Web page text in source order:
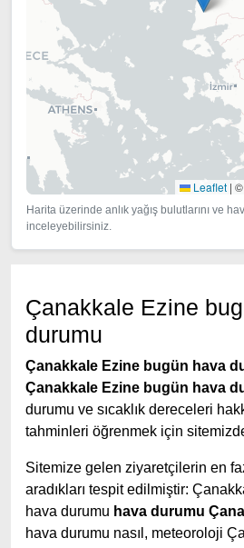
Leaflet | ©
Harita üzerinde anlık yağış bulutlarını ve
inceleyebilirsiniz.
Çanakkale Ezine
durumu
Çanakkale Ezine bugün hava
Çanakkale Ezine bugün hava
durumu ve sıcaklık dereceleri
tahminleri öğrenmek için
Sitemize gelen ziyaretçilerin en
aradıkları tespit edilmiştir:
hava durumu hava durumu
hava durumu nasıl, meteoroloji